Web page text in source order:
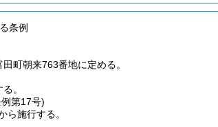
条例
町朝来763番地に定める。
。
第17号)
ら施行する。